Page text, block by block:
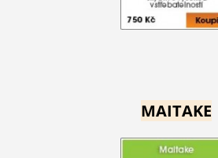
MAITAKE